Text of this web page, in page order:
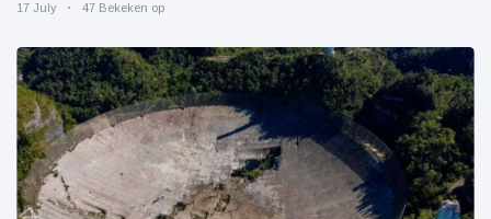
17 July 47 Bekeken op